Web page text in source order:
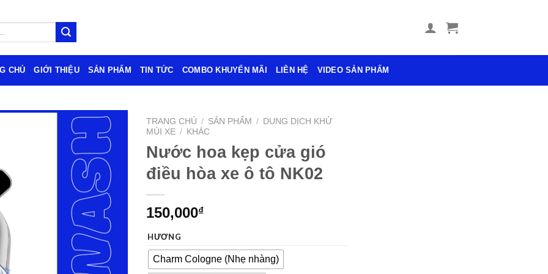
CHỦ GIỚI THIỆU SẢN PHẨM TIN TỨC COMBO KHUYẾN MÃI LIÊN HỆ VIDEO SẢN PHẨM
TRANG CHỦ / SẢN PHẨM / DUNG DỊCH KHỬ
MÙI XE / KHÁC
Nước hoa kẹp cửa gió
điều hòa xe ô tô NK02
150,000₫
HƯƠNG
Charm Cologne (Nhẹ nhàng)